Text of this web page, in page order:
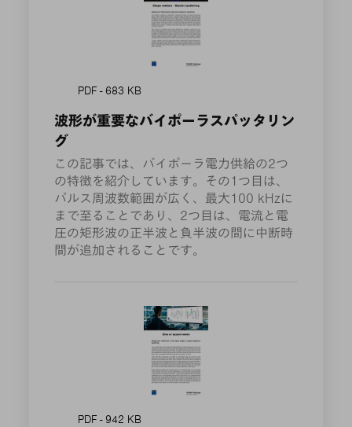
PDF - 683 KB
波形が重要なバイポーラスパッタリン
グ
この記事では、バイポーラ電力供給の2つ
の特徴を紹介しています。その1つ目は、
パルス周波数範囲が広く、最大100 kHzに
まで至ることであり、2つ目は、電流と電
圧の矩形波の正半波と負半波の間に中断時
間が追加されることです。
PDF - 942 KB